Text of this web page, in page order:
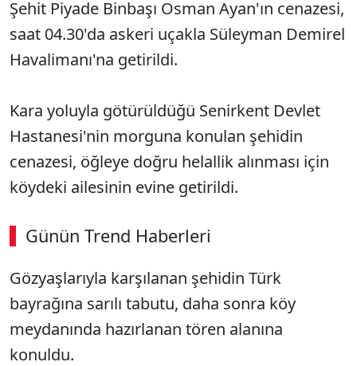
Şehit Piyade Binbaşı Osman Ayan'ın cenazesi,
saat 04.30'da askeri uçakla Süleyman Demirel
Havalimanı'na getirildi.
Kara yoluyla götürüldüğü Senirkent Devlet
Hastanesi'nin morguna konulan şehidin
cenazesi, öğleye doğru helallik alınması için
köydeki ailesinin evine getirildi.
Günün Trend Haberleri
Gözyaşlarıyla karşılanan şehidin Türk
bayrağına sarılı tabutu, daha sonra köy
meydanında hazırlanan tören alanına
konuldu.